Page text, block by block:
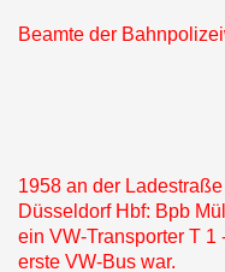
Beamte der
1958 an der
Düsseldorf Hbf: Bpb
ein VW-Transporter T 1
erste VW-Bus war.